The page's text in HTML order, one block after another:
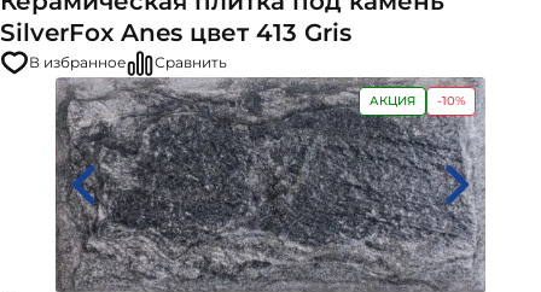
SilverFox Anes цвет 413 Gris
В избранное Сравнить
АКЦИЯ -10%